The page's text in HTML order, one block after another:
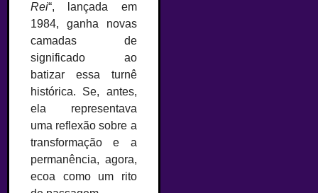
Rei“, lançada em
1984, ganha novas
camadas de
significado ao
batizar essa turnê
histórica. Se, antes,
ela representava
uma reflexão sobre a
transformação e a
permanência, agora,
ecoa como um rito